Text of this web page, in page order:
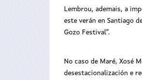
Lembrou, ademais, a
este verán en Santiago
Gozo Festival”.
No caso de Maré, Xosé
desestacionalización e